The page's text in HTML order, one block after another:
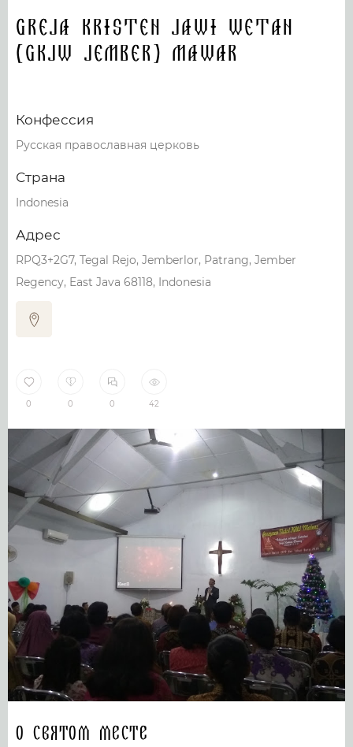
Greja Kristen Jawi Wetan
(GKJW Jember) Mawar
Конфессия
Русская православная церковь
Страна
Indonesia
Адрес
RPQ3+2G7, Tegal Rejo, Jemberlor, Patrang, Jember
Regency, East Java 68118, Indonesia
0 0 0 42
О святом месте